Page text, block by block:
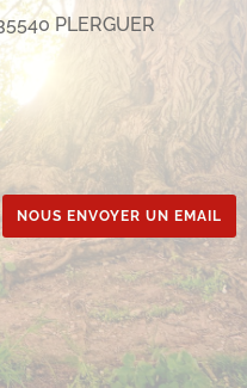
PLERGUER
NOUS ENVOYER UN EMAIL